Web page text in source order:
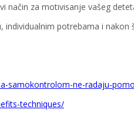
način za motivisanje vašeg
potrebama i
samokontrolom-ne-radaju-
techniques/